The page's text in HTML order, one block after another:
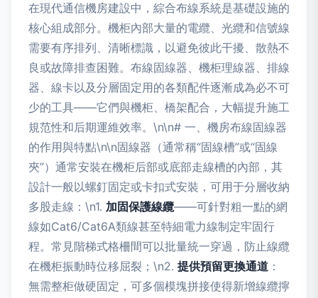
在現代通信機房建設中，綜合布線系統是基礎設施的
核心組成部分。機柜內部大量的電纜、光纜和信號線
需要有序排列、清晰標識，以避免彼此干擾、散熱不
良或故障排查困難。布線固線器、機柜理線器、排線
器、線卡以及分層固定用的各類配件逐漸成為必不可
少的工具——它們與機柜、橋架配合，大幅提升施工
規范性和后期運維效率。\n\n# 一、機房布線固線器
的作用與特點\n\n固線器（通常稱“固線槽”或“固線
夾”）通常安裝在機柜后部或底部走線槽的內部，其
設計一般以螺釘固定或卡扣式安裝，可用于分層收納
多股走線：\n1. 加固保護線纜——可針對粗一點的網
線如Cat6/Cat6A類線甚至特細電力線制定牢固行
程。常見階梯式格柵間可以批量統一穿過，防止線纜
在機柜振動時位移屈裂；\n2. 提供預留更換通道 ：
無需整柜做硬固定，可多個模塊拼接使得新增線纜擰